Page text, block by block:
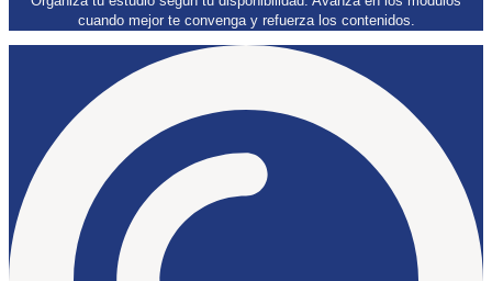
cuando mejor te convenga y refuerza los contenidos.